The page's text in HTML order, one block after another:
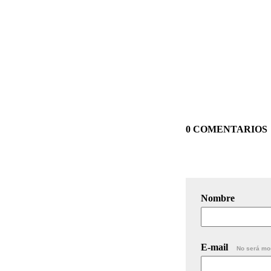
0 COMENTARIOS
Nombre
E-mail No será